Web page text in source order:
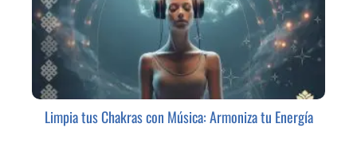
Limpia tus Chakras con Música: Armoniza tu Energía